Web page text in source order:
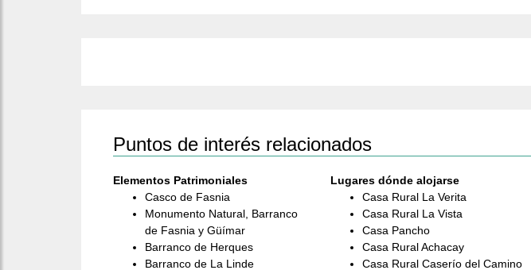
Puntos de interés relacionados
Elementos Patrimoniales
Casco de Fasnia
Monumento Natural, Barranco
de Fasnia y Güímar
Barranco de Herques
Barranco de La Linde
Lugares dónde alojarse
Casa Rural La Verita
Casa Rural La Vista
Casa Pancho
Casa Rural Achacay
Casa Rural Caserío del Camino